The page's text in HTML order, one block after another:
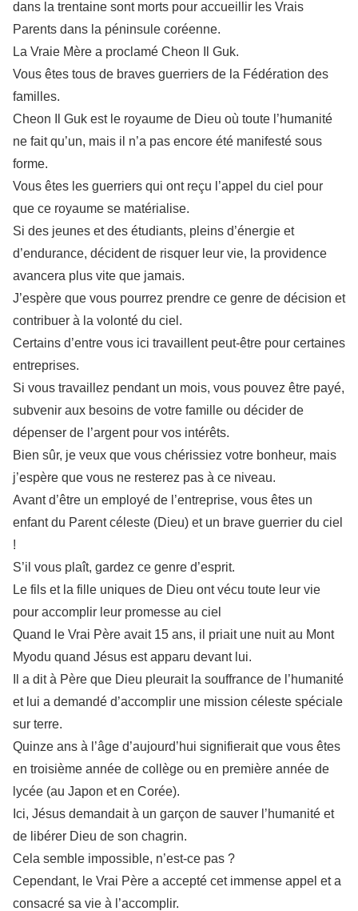
dans la trentaine sont morts pour accueillir les Vrais
Parents dans la péninsule coréenne.
La Vraie Mère a proclamé Cheon Il Guk.
Vous êtes tous de braves guerriers de la Fédération des
familles.
Cheon Il Guk est le royaume de Dieu où toute l’humanité
ne fait qu’un, mais il n’a pas encore été manifesté sous
forme.
Vous êtes les guerriers qui ont reçu l’appel du ciel pour
que ce royaume se matérialise.
Si des jeunes et des étudiants, pleins d’énergie et
d’endurance, décident de risquer leur vie, la providence
avancera plus vite que jamais.
J’espère que vous pourrez prendre ce genre de décision et
contribuer à la volonté du ciel.
Certains d’entre vous ici travaillent peut-être pour certaines
entreprises.
Si vous travaillez pendant un mois, vous pouvez être payé,
subvenir aux besoins de votre famille ou décider de
dépenser de l’argent pour vos intérêts.
Bien sûr, je veux que vous chérissiez votre bonheur, mais
j’espère que vous ne resterez pas à ce niveau.
Avant d’être un employé de l’entreprise, vous êtes un
enfant du Parent céleste (Dieu) et un brave guerrier du ciel
!
S’il vous plaît, gardez ce genre d’esprit.
Le fils et la fille uniques de Dieu ont vécu toute leur vie
pour accomplir leur promesse au ciel
Quand le Vrai Père avait 15 ans, il priait une nuit au Mont
Myodu quand Jésus est apparu devant lui.
Il a dit à Père que Dieu pleurait la souffrance de l’humanité
et lui a demandé d’accomplir une mission céleste spéciale
sur terre.
Quinze ans à l’âge d’aujourd’hui signifierait que vous êtes
en troisième année de collège ou en première année de
lycée (au Japon et en Corée).
Ici, Jésus demandait à un garçon de sauver l’humanité et
de libérer Dieu de son chagrin.
Cela semble impossible, n’est-ce pas ?
Cependant, le Vrai Père a accepté cet immense appel et a
consacré sa vie à l’accomplir.